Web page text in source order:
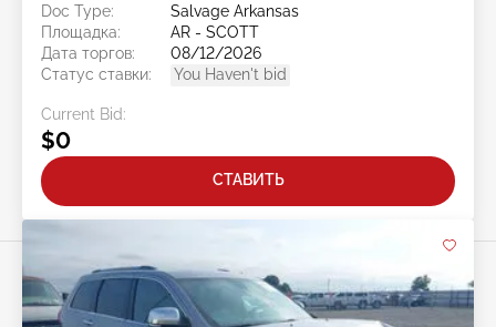
Doc Type:
Salvage Arkansas
Площадка:
AR - SCOTT
Дата торгов:
08/12/2026
Статус ставки:
You Haven't bid
Current Bid:
$0
СТАВИТЬ